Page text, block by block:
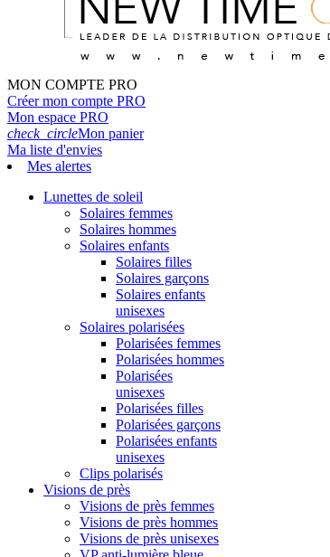
MON COMPTE PRO
Créer mon compte PRO
Mon espace PRO
check_circleMon panier
Ma liste d'envies
Mes alertes
Lunettes de soleil
Solaires femmes
Solaires hommes
Solaires enfants
Solaires filles
Solaires garçons
Solaires enfants
unisexes
Solaires polarisées
Polarisées femmes
Polarisées hommes
Polarisées
unisexes
Polarisées filles
Polarisées garçons
Polarisées enfants
unisexes
Clips polarisés
Visions de près
Visions de près femmes
Visions de près hommes
Visions de près unisexes